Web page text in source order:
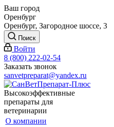
Ваш город
Оренбург
Оренбург, Загородное шоссе, 3
Поиск
Войти
8 (800) 222-02-54
Заказать звонок
sanvetpreparat@yandex.ru
Высокоэффективные
препараты для
ветеринарии
О компании